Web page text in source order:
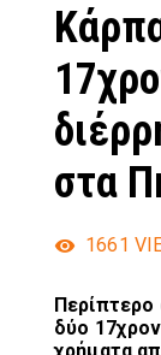
στα
1661
Περίπτερο
δύο
χρήματα